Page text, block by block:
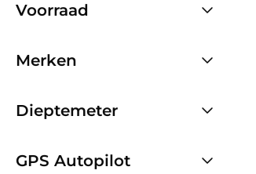
Voorraad
Merken
Dieptemeter
GPS Autopilot